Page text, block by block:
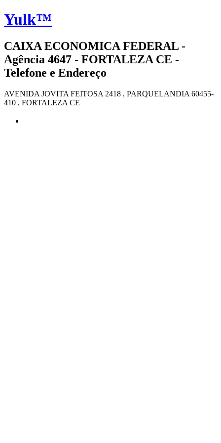
Yulk™
CAIXA ECONOMICA FEDERAL -
Agência 4647 - FORTALEZA CE -
Telefone e Endereço
AVENIDA JOVITA FEITOSA 2418 , PARQUELANDIA 60455-
410 , FORTALEZA CE